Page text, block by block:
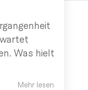
Was hielt
Mehr lesen